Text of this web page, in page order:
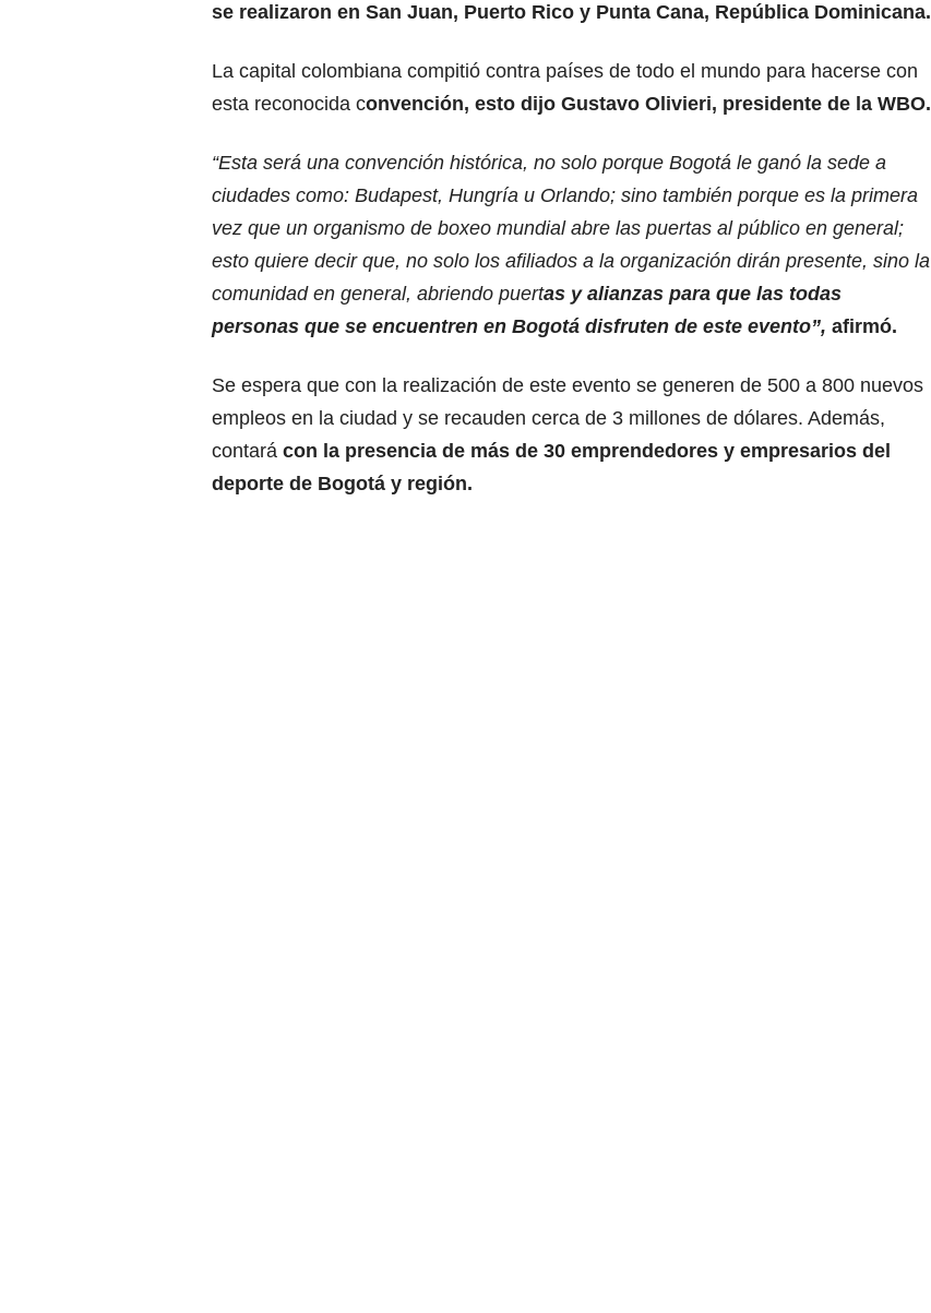
se realizaron en San Juan, Puerto Rico y Punta Cana, República Dominicana.
La capital colombiana compitió contra países de todo el mundo para hacerse con
esta reconocida convención, esto dijo Gustavo Olivieri, presidente de la WBO.
“Esta será una convención histórica, no solo porque Bogotá le ganó la sede a
ciudades como: Budapest, Hungría u Orlando; sino también porque es la primera
vez que un organismo de boxeo mundial abre las puertas al público en general;
esto quiere decir que, no solo los afiliados a la organización dirán presente, sino la
comunidad en general, abriendo puertas y alianzas para que las todas
personas que se encuentren en Bogotá disfruten de este evento”, afirmó.
Se espera que con la realización de este evento se generen de 500 a 800 nuevos
empleos en la ciudad y se recauden cerca de 3 millones de dólares. Además,
contará con la presencia de más de 30 emprendedores y empresarios del
deporte de Bogotá y región.